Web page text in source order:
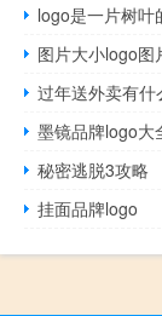
logo是一片树叶
图片大小logo图
过年送外卖有什
墨镜品牌logo大
秘密逃脱3攻略
挂面品牌logo